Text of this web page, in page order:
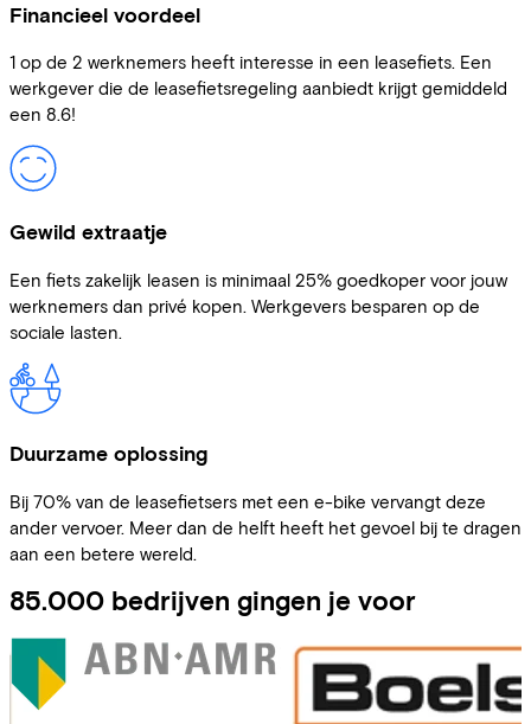
Financieel voordeel
1 op de 2 werknemers heeft interesse in een leasefiets. Een
werkgever die de leasefietsregeling aanbiedt krijgt gemiddeld
een 8.6!
Gewild extraatje
Een fiets zakelijk leasen is minimaal 25% goedkoper voor jouw
werknemers dan privé kopen. Werkgevers besparen op de
sociale lasten.
Duurzame oplossing
Bij 70% van de leasefietsers met een e-bike vervangt deze
ander vervoer. Meer dan de helft heeft het gevoel bij te dragen
aan een betere wereld.
85.000 bedrijven gingen je voor